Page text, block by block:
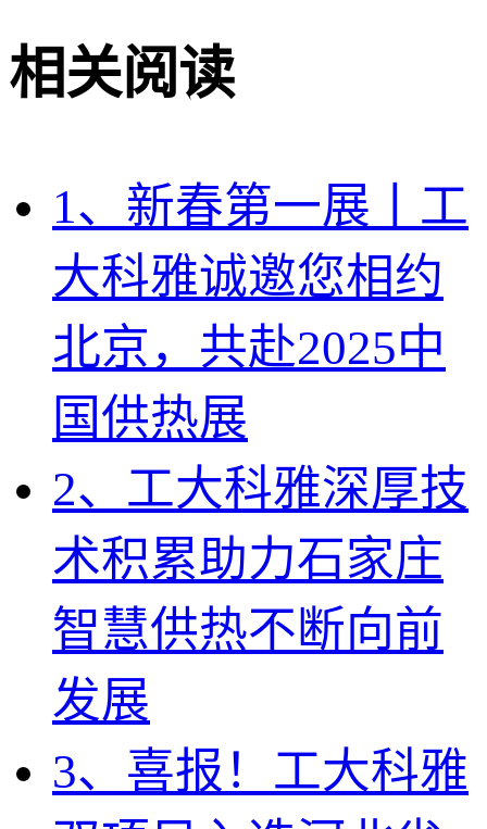
相关阅读
1、新春第一展丨工
大科雅诚邀您相约
北京，共赴2025中
国供热展
2、工大科雅深厚技
术积累助力石家庄
智慧供热不断向前
发展
3、喜报！工大科雅